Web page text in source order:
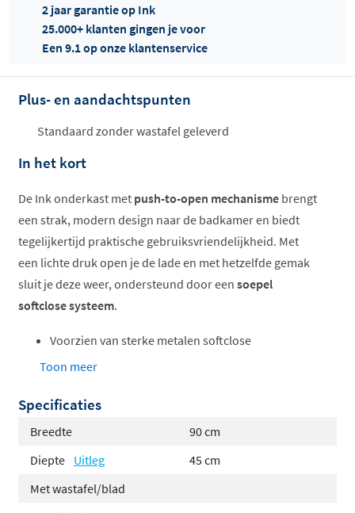
Offertes
2 jaar garantie op Ink
25.000+ klanten gingen je voor
Een 9.1 op onze klantenservice
Plus- en aandachtspunten
Standaard zonder wastafel geleverd
In het kort
De Ink onderkast met push-to-open mechanisme brengt
een strak, modern design naar de badkamer en biedt
tegelijkertijd praktische gebruiksvriendelijkheid. Met
een lichte druk open je de lade en met hetzelfde gemak
sluit je deze weer, ondersteund door een soepel
softclose systeem.
Voorzien van sterke metalen softclose
ladesystemen voor zowel enkele als
Geschikt voor alle 45 cm diepe wastafels dankzij
het ondiepe 45 cm programma
Verkrijgbaar in diverse materialen en meer dan 25
Keuze uit een enkele lade of twee lades voor extra
Toon meer
Specificaties
Breedte
90 cm
Diepte Uitleg
45 cm
Met wastafel/blad